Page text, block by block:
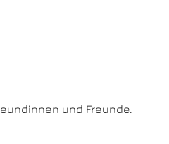
der HEGGE
Mann
und Freunde.